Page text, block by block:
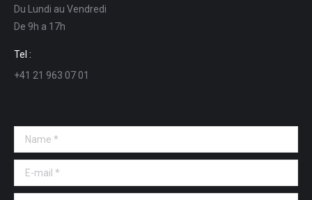
in
new
window
in
new
in
in
Du Lundi au Vendredi
De 9h a 17h
Tel :
+41 21 963 07 01
Name *
E-mail *